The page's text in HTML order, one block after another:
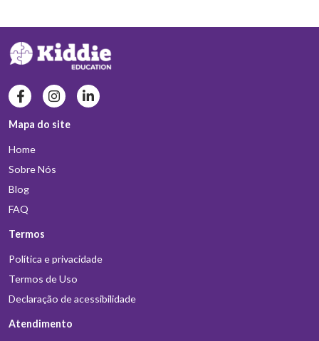
Mapa do site
Home
Sobre Nós
Blog
FAQ
Termos
Política e privacidade
Termos de Uso
Declaração de acessibilidade
Atendimento